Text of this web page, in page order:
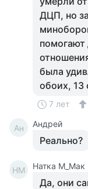
ДЦП, но
помогают
была
обоих, 13
7 лет
Ан Андрей
Реально?
НМ Натка М_Мак
Да, они